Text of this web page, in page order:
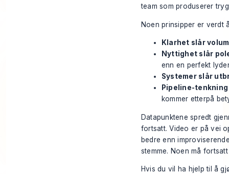
team som produserer
Noen prinsipper er verdt
Klarhet slår
Nyttighet slår
enn en perfekt
Systemer slår
Pipeline-
kommer etterpå
Datapunktene spredt
fortsatt. Video er på vei
bedre enn
stemme. Noen må
Hvis du vil ha hjelp til å